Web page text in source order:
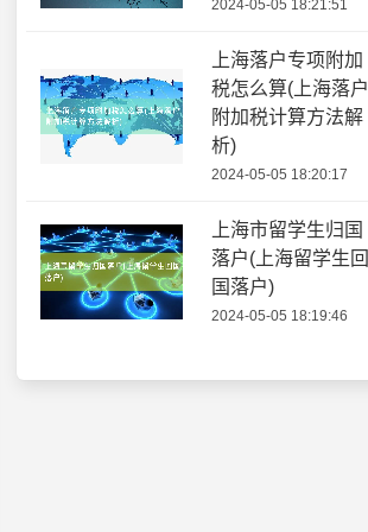
2024-05-05 18:21:51
上海落户专项附加
税怎么算(上海落户
附加税计算方法解
析)
2024-05-05 18:20:17
上海市留学生归国
落户(上海留学生回
国落户)
2024-05-05 18:19:46